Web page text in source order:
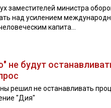
заместителей министра
над усилением
капита...
не будут
решил не останавливать
"Дия"